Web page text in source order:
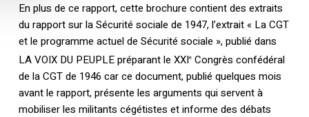
En plus de ce rapport, cette brochure contient des extraits
du rapport sur la Sécurité sociale de 1947, l’extrait « La CGT
et le programme actuel de Sécurité sociale », publié dans
LA VOIX DU PEUPLE préparant le XXIeCongrès confédéral
de la CGT de 1946 car ce document, publié quelques mois
avant le rapport, présente les arguments qui servent à
mobiliser les militants cégétistes et informe des débats